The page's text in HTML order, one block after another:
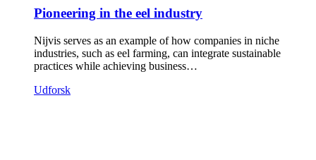
Pioneering in the eel industry
Nijvis serves as an example of how companies in niche
industries, such as eel farming, can integrate sustainable
practices while achieving business…
Udforsk